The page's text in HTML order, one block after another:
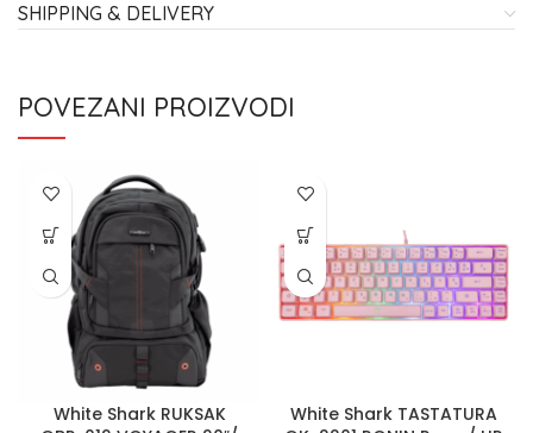
SHIPPING & DELIVERY
POVEZANI PROIZVODI
White Shark RUKSAK
White Shark TASTATURA